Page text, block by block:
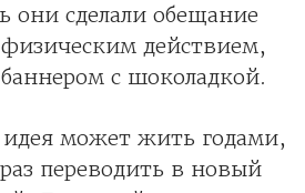
они сделали обещание
действием,
с шоколадкой.
идея может жить годами,
переводить в новый